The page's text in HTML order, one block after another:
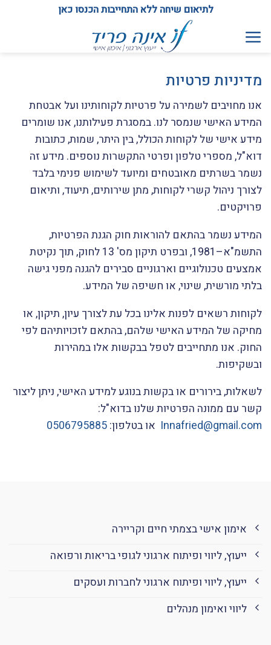
content
לתיאום שיחה ללא התחייבות הכנסו כאן
מדיניות פרטיות
אנו מחויבים לשמירה על פרטיות לקוחותינו ועל אבטחת
המידע האישי שנמסר לנו. במסגרת פעילותנו, אנו שומרים
מידע אישי של לקוחות הכולל, בין היתר, שמות, כתובות
דוא"ל, מספרי טלפון ופרטי התקשרות נוספים. מידע זה
נשמר בשרתים מאובטחים ומיועד לשימוש פנימי בלבד
לצורך ניהול קשרי לקוחות, מתן שירותים, תיעוד, ותיאום
פרויקטים.
המידע נשמר בהתאם להוראות חוק הגנת הפרטיות,
התשמ"א–1981, ובפרט תיקון מס' 13 לחוק, תוך נקיטת
אמצעים טכנולוגיים וארגוניים סבירים להגנה מפני גישה
בלתי מורשית, שינוי, או חשיפה של המידע.
לקוחות רשאים לפנות אלינו בכל עת לצורך עיון, תיקון, או
מחיקה של המידע האישי שלהם, בהתאם לזכויותיהם לפי
החוק. אנו מתחייבים לטפל בבקשות אלו במהירות
ובשקיפות.
לשאלות, בירורים או בקשות בנוגע למידע האישי, ניתן ליצור
קשר עם ממונה הפרטיות שלנו בדוא"ל:
Innafried@gmail.com או בטלפון: 0506795885
אימון אישי בצמתי חיים וקריירה
ייעוץ, ליווי ופיתוח ארגוני לגופי בריאות ורפואה
ייעוץ, ליווי ופיתוח ארגוני לחברות ועסקים
ליווי ואימון מנהלים